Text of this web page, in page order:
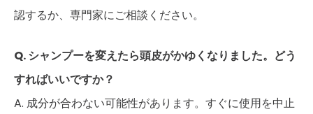
認するか、専門家にご相談ください。
Q. シャンプーを変えたら頭皮がかゆくなりました。どう
すればいいですか？
A. 成分が合わない可能性があります。すぐに使用を中止